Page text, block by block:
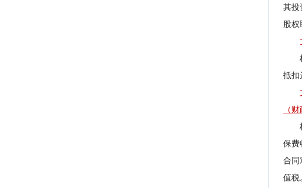
其投
股权
抵扣
（财
保费
合同
值税